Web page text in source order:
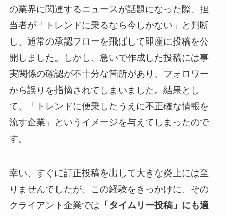
の業界に関連するニュースが話題になった際、担
当者が「トレンドに乗るなら今しかない」と判断
し、通常の承認フローを飛ばして即座に投稿を公
開しました。しかし、急いで作成した投稿には事
実関係の確認が不十分な箇所があり、フォロワー
から誤りを指摘されてしまいました。結果とし
て、「トレンドに便乗したうえに不正確な情報を
流す企業」というイメージを与えてしまったので
す。
幸い、すぐに訂正投稿を出して大きな炎上には至
りませんでしたが、この経験をきっかけに、その
クライアント企業では 「タイムリー投稿」にも適